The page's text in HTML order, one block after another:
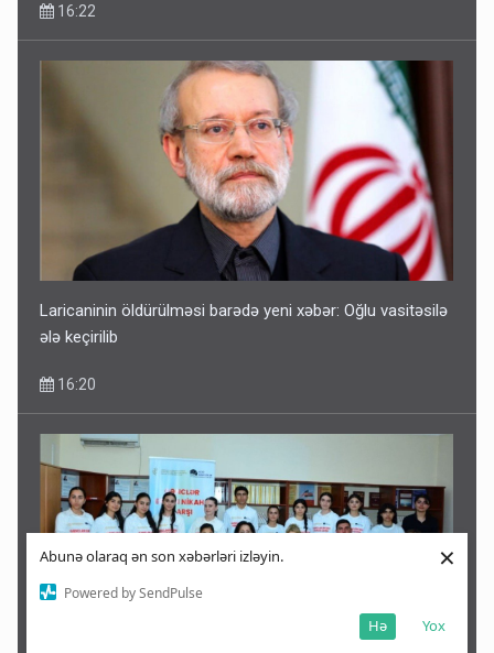
Abunə olaraq ən son xəbərləri izləyin.
Powered by SendPulse
Yox
Hə
×
16:22
Laricaninin öldürülməsi barədə yeni xəbər: Oğlu vasitəsilə
ələ keçirilib
16:20